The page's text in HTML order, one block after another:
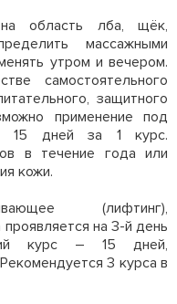
область лба, щёк,
массажными
утром и вечером.
самостоятельного
защитного
применение под
15 дней за 1 курс.
в течение года или
кожи.
(лифтинг),
на 3-й день
курс – 15 дней,
3 курса в